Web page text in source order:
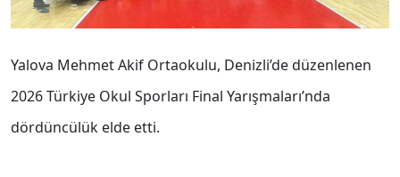
Yalova Mehmet Akif Ortaokulu, Denizli’de düzenlenen
2026 Türkiye Okul Sporları Final Yarışmaları’nda
dördüncülük elde etti.